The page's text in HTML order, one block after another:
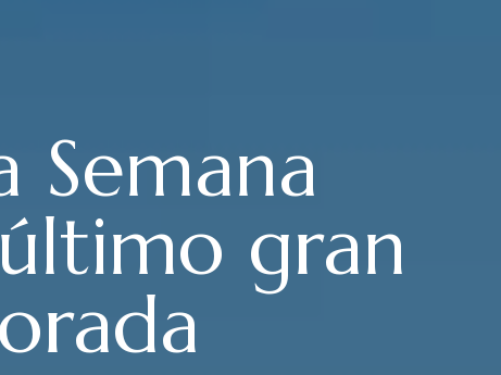
Semana
gran